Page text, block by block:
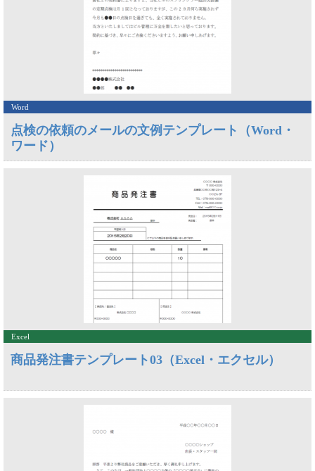
Word
点検の依頼のメールの文例テンプレート（Word・
ワード）
Excel
商品発注書テンプレート03（Excel・エクセル）